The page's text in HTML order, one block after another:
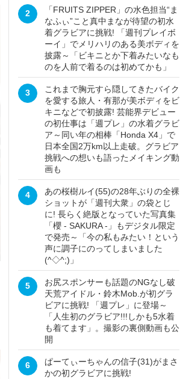
2
「FRUITS ZIPPER」の水色担当“ま
なふぃ”こと真中まなが待望の初水
着グラビアに挑戦! 「週刊プレイボ
ーイ」でメリハリのある美ボディを
披露～「ビキニとか下着みたいなも
のを人前で着るのは初めてかも」
3
これまで胸元すら隠してきたバイク
を愛する旅人・有那が美ボディをビ
キニなどで初披露! 芸能界デビュー
の初仕事は「週プレ」の水着グラビ
ア～同い年の相棒「Honda X4」で
日本全国2万km以上走破。グラビア
挑戦への想いも語ったメイキング動
画も
4
あの桜樹ルイ(55)の28年ぶりの全裸
ショットが「週刊大衆」の袋とじ
に! 長らく絶版となっていた写真集
「櫻 - SAKURA -」もデジタル限定
で発売～「今の私もみたい！という
声に調子にのってしまいました
(^◇^;)」
5
お尻スポンサーも話題のNGなし破
天荒アイドル・鈴木Mob.が初グラ
ビアに挑戦! 「週プレ」に登場～
「人生初のグラビア!!!しかも5水着
も着てます」。撮影の裏側動画も公
開
6
ぱーてぃーちゃんの信子(31)がまさ
かの初グラビアに挑戦!